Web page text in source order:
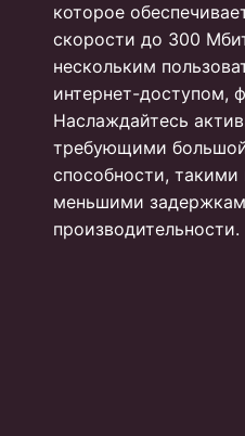
которое
скорости до 300
нескольким
интернет-доступом,
Наслаждайтесь
требующими
способности,
меньшими
производительности.